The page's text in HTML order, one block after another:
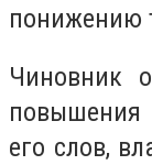
понижению
Чиновник
повышения
его слов,